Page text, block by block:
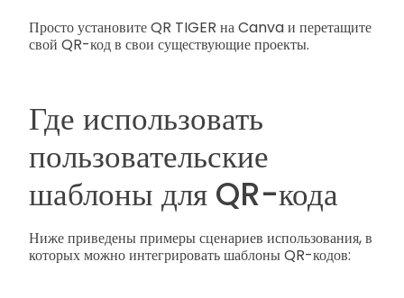
Просто установите QR TIGER на Canva и перетащите
свой QR-код в свои существующие проекты.
Где использовать
пользовательские
шаблоны для QR-кода
Ниже приведены примеры сценариев использования, в
которых можно интегрировать шаблоны QR-кодов: